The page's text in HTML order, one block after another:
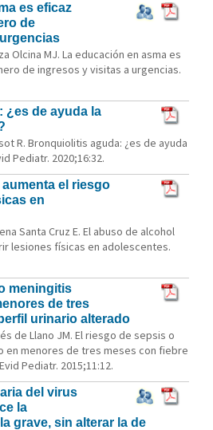
es eficaz
de
Olcina MJ. La educación en asma es
de ingresos y visitas a urgencias.
¿es de ayuda la
R. Bronquiolitis aguda: ¿es de ayuda
Pediatr. 2020;16:32.
el riesgo
en
Santa Cruz E. El abuso de alcohol
lesiones físicas en adolescentes.
meningitis
de tres
urinario alterado
de Llano JM. El riesgo de sepsis o
en menores de tres meses con fiebre
Pediatr. 2015;11:12.
del virus
la
grave, sin alterar la de